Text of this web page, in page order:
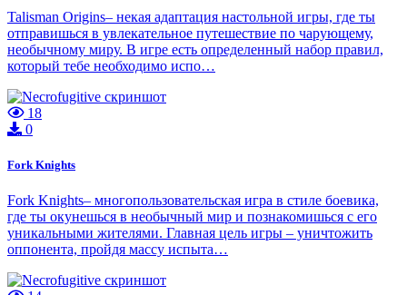
Talisman Origins– некая адаптация настольной игры, где ты
отправишься в увлекательное путешествие по чарующему,
необычному миру. В игре есть определенный набор правил,
который тебе необходимо испо…
18
0
Fork Knights
Fork Knights– многопользовательская игра в стиле боевика,
где ты окунешься в необычный мир и познакомишься с его
уникальными жителями. Главная цель игры – уничтожить
оппонента, пройдя массу испыта…